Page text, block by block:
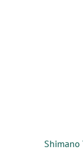
Shimano